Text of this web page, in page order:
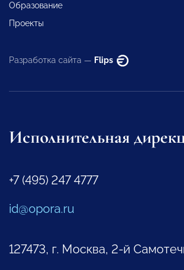
Образование
Проекты
Разработка сайта — Flips
Исполнительная
+7 (495) 247 4777
id@opora.ru
127473, г. Москва, 2-й